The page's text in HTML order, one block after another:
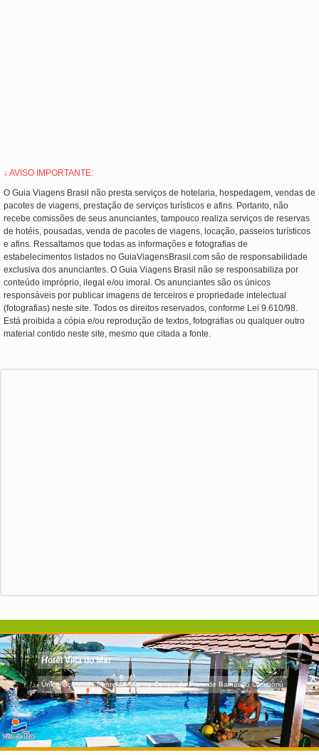
↓ AVISO IMPORTANTE:
O Guia Viagens Brasil não presta serviços de hotelaria, hospedagem, vendas de
pacotes de viagens, prestação de serviços turísticos e afins. Portanto, não
recebe comissões de seus anunciantes, tampouco realiza serviços de reservas
de hotéis, pousadas, venda de pacotes de viagens, locação, passeios turísticos
e afins. Ressaltamos que todas as informações e fotografias de
estabelecimentos listados no GuiaViagensBrasil.com são de responsabilidade
exclusiva dos anunciantes. O Guia Viagens Brasil não se responsabiliza por
conteúdo impróprio, ilegal e/ou imoral. Os anunciantes são os únicos
responsáveis por publicar imagens de terceiros e propriedade intelectual
(fotografias) neste site. Todos os direitos reservados, conforme Lei 9.610/98.
Está proibida a cópia e/ou reprodução de textos, fotografias ou qualquer outro
material contido neste site, mesmo que citada a fonte.
Hotel Villa do Mar
Único localizado frente ao Mar no Centro da Praia de Balneário Camboriú